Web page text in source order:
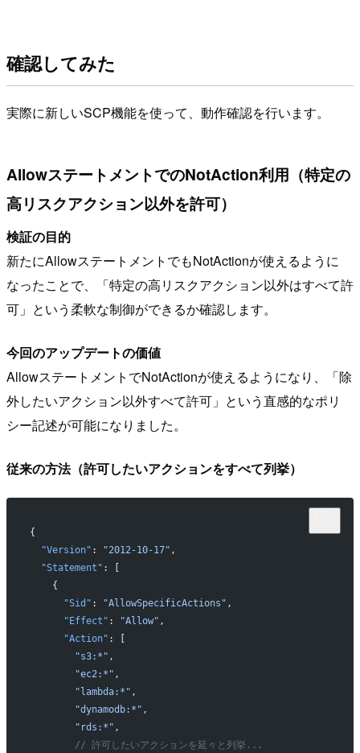
確認してみた
実際に新しいSCP機能を使って、動作確認を行います。
AllowステートメントでのNotAction利用（特定の
高リスクアクション以外を許可）
検証の目的
新たにAllowステートメントでもNotActionが使えるように
なったことで、「特定の高リスクアクション以外はすべて許
可」という柔軟な制御ができるか確認します。
今回のアップデートの価値
AllowステートメントでNotActionが使えるようになり、「除
外したいアクション以外すべて許可」という直感的なポリ
シー記述が可能になりました。
従来の方法（許可したいアクションをすべて列挙）
{
  "Version"
: "2012-10-17" ,
  "Statement"
: [
    {
      "Sid"
: "AllowSpecificActions" ,
      "Effect"
: "Allow" ,
      "Action"
: [
        "s3:*"
,
        "ec2:*"
,
        "lambda:*"
,
        "dynamodb:*"
,
        "rds:*"
,
        // 許可したいアクションを延々と列挙...